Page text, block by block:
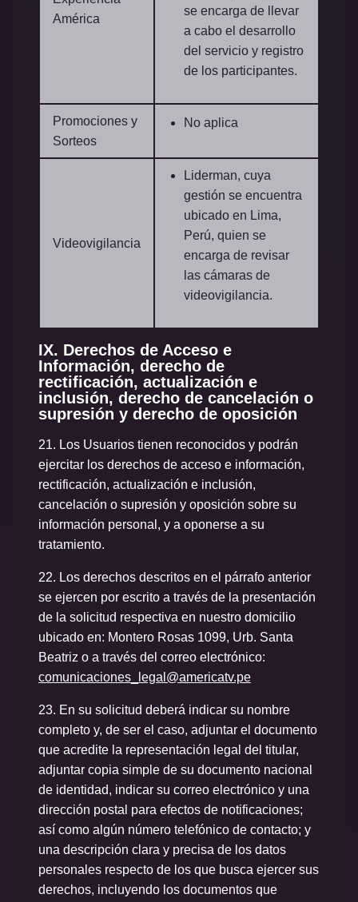
América
se encarga de llevar
a cabo el desarrollo
del servicio y registro
de los participantes.
Promociones y
Sorteos
No aplica
Videovigilancia
Liderman, cuya
gestión se encuentra
ubicado en Lima,
Perú, quien se
encarga de revisar
las cámaras de
videovigilancia.
IX. Derechos de Acceso e
Información, derecho de
rectificación, actualización e
inclusión, derecho de cancelación o
supresión y derecho de oposición
21. Los Usuarios tienen reconocidos y podrán
ejercitar los derechos de acceso e información,
rectificación, actualización e inclusión,
cancelación o supresión y oposición sobre su
información personal, y a oponerse a su
tratamiento.
22. Los derechos descritos en el párrafo anterior
se ejercen por escrito a través de la presentación
de la solicitud respectiva en nuestro domicilio
ubicado en: Montero Rosas 1099, Urb. Santa
Beatriz o a través del correo electrónico:
comunicaciones_legal@americatv.pe
23. En su solicitud deberá indicar su nombre
completo y, de ser el caso, adjuntar el documento
que acredite la representación legal del titular,
adjuntar copia simple de su documento nacional
de identidad, indicar su correo electrónico y una
dirección postal para efectos de notificaciones;
así como algún número telefónico de contacto; y
una descripción clara y precisa de los datos
personales respecto de los que busca ejercer sus
derechos, incluyendo los documentos que